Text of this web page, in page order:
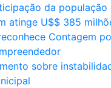
da população
atinge U$$ 385
Contagem
sobre